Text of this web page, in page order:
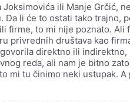
ili Manje Grčić,
li će to ostati tako trajno,
to mi nije poznato. Ali
privrednih društava kao
direktno ili
reda, ali nam je bitno
mi tu činimo neki ustupak.